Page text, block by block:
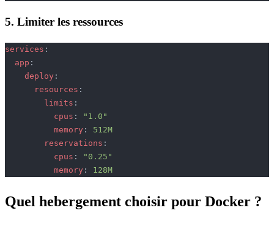
5. Limiter les ressources
services :
  app
:
    deploy
:
      resources
:
        limits
:
          cpus
:
"1.0"
          memory
: 512M
        reservations
:
          cpus
:
"0.25"
          memory
: 128M
Quel hebergement choisir pour Docker ?